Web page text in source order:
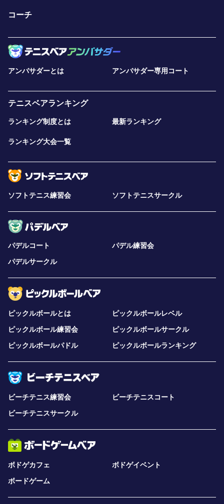
コーチ
アンバサダーとは アンバサダー専用コート
テニスベアランキング
ランキング制度とは 最新ランキング
ランキング大会一覧
ソフトテニス練習会 ソフトテニスサークル
パデルコート
パデル練習会
パデルサークル
ピックルボールとは
ピックルボールレベル
ピックルボール練習会
ピックルボールサークル
ピックルボールパドル
ピックルボールランキング
ビーチテニス練習会
ビーチテニスコート
ビーチテニスサークル
ボドゲカフェ
ボドゲイベント
ボードゲーム